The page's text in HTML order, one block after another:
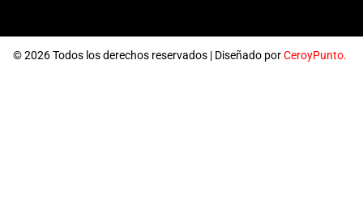
© 2026 Todos los derechos reservados | Diseñado porCeroyPunto.